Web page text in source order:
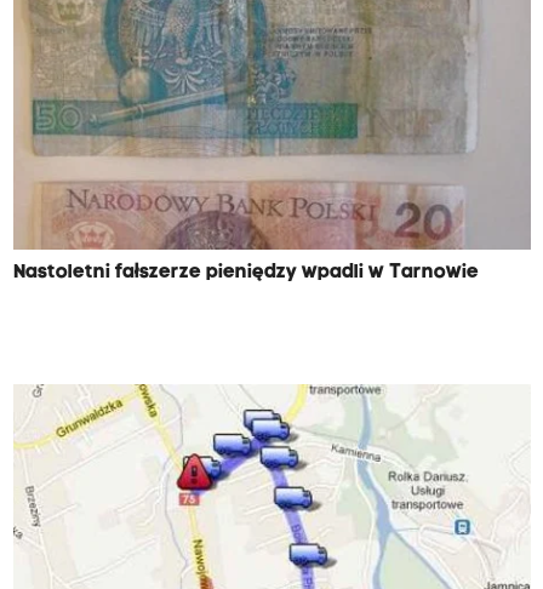
Nastoletni fałszerze pieniędzy wpadli w Tarnowie